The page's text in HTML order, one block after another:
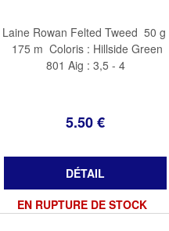
5.50€
EN RUPTURE DE STOCK
Laine Rowan Felted Tweed 50 g
175 m Coloris : Hillside Green
801 Aig : 3,5 - 4